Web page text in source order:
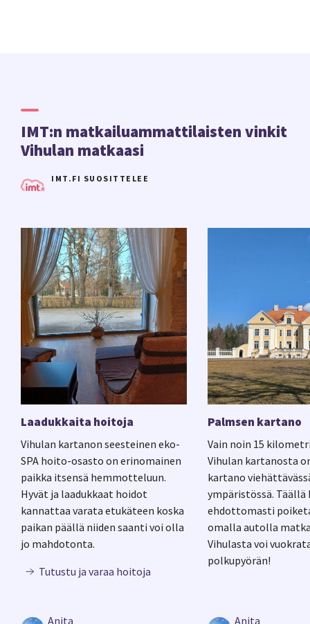
IMT:n matkailuammattilaisten vinkit
Vihulan matkaasi
IMT.FI SUOSITTELEE
Laadukkaita hoitoja
Vihulan kartanon seesteinen eko-
SPA hoito-osasto on erinomainen
paikka itsensä hemmotteluun.
Hyvät ja laadukkaat hoidot
kannattaa varata etukäteen koska
paikan päällä niiden saanti voi olla
jo mahdotonta.
Tutustu ja varaa hoitoja
Anita
Palmsen kartano
Vain noin 15
Vihulan kartanosta
kartano
ympäristössä.
ehdottomasti
omalla autolla
Vihulasta voi
polkupyörän!
Anita